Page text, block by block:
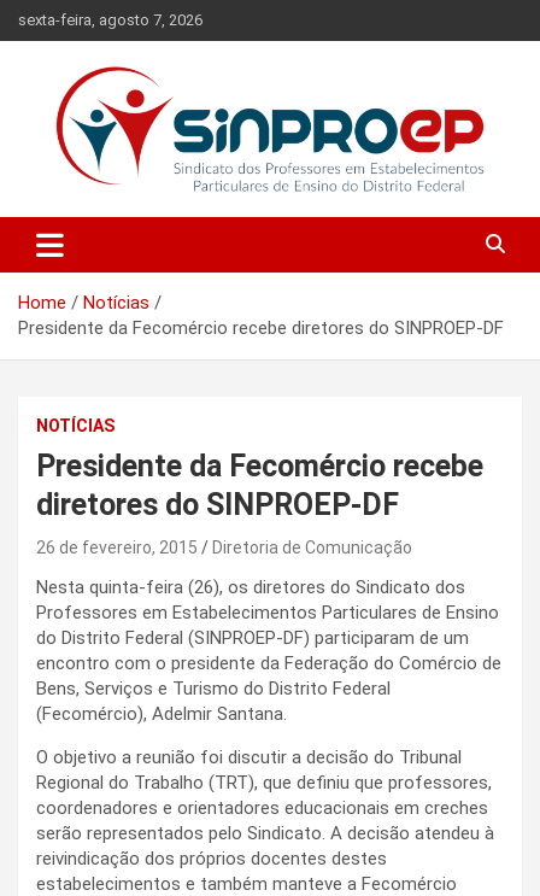
to
sexta-feira, agosto 7, 2026
Sinproep-DF
Ensino do Distrito Federal
Home
Notícias
Presidente da Fecomércio recebe diretores do SINPROEP-DF
NOTÍCIAS
Presidente da Fecomércio recebe
diretores do SINPROEP-DF
26 de fevereiro, 2015 Diretoria de Comunicação
Nesta quinta-feira (26), os diretores do Sindicato dos
Professores em Estabelecimentos Particulares de Ensino
do Distrito Federal (SINPROEP-DF) participaram de um
encontro com o presidente da Federação do Comércio de
Bens, Serviços e Turismo do Distrito Federal
(Fecomércio), Adelmir Santana.
O objetivo a reunião foi discutir a decisão do Tribunal
Regional do Trabalho (TRT), que definiu que professores,
coordenadores e orientadores educacionais em creches
serão representados pelo Sindicato. A decisão atendeu à
reivindicação dos próprios docentes destes
estabelecimentos e também manteve a Fecomércio